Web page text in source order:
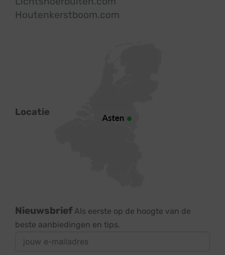
Houtenkerstboom.com
Locatie
Nieuwsbrief Als eerste op de hoogte van de
beste aanbiedingen en tips.